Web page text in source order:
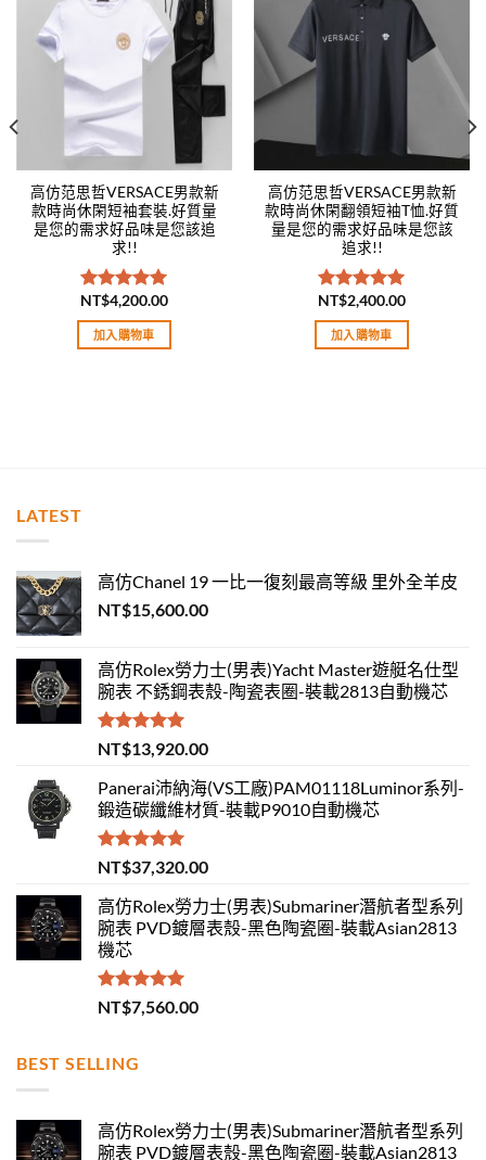
Add to
wishlist
高仿范思哲VERSACE男款新
款時尚休閑短袖套裝.好質量
是您的需求好品味是您該追
求!!
評分5.00
滿分 5
NT$4,200.00
加入購物車
wishlist
高仿范思哲VERSACE男款新
款時尚休閑翻領短袖T恤.好質
量是您的需求好品味是您該
追求!!
評分5.00
滿分 5
NT$2,400.00
加入購物車
LATEST
高仿Chanel 19 一比一復刻最高等級 里外全羊皮
NT$15,600.00
高仿Rolex勞力士(男表)Yacht Master遊艇名仕型
腕表 不銹鋼表殼-陶瓷表圈-裝載2813自動機芯
評分5.00
滿分 5
NT$13,920.00
Panerai沛納海(VS工廠)PAM01118Luminor系列-
鍛造碳纖維材質-裝載P9010自動機芯
評分5.00
滿分 5
NT$37,320.00
高仿Rolex勞力士(男表)Submariner潛航者型系列
腕表 PVD鍍層表殼-黑色陶瓷圈-裝載Asian2813
機芯
評分 5.00
滿分 5
NT$7,560.00
BEST SELLING
高仿Rolex勞力士(男表)Submariner潛航者型系列
腕表 PVD鍍層表殼-黑色陶瓷圈-裝載Asian2813